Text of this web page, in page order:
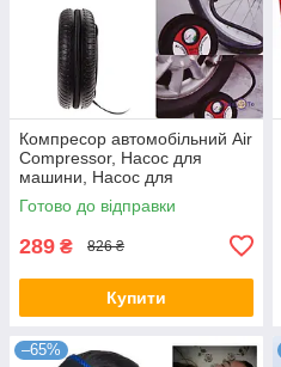
Компресор автомобільний Air
Compressor, Насос для
машини, Насос для
накачування шин
Готово до відправки
289 ₴ 826 ₴
Купити
–65%